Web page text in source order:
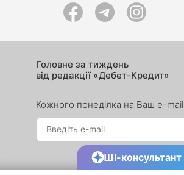
Головне за тиждень
від редакції «Дебет-Кредит»
Кожного понеділка на Ваш e-mail
ШІ-консультант